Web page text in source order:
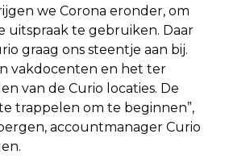
we Corona eronder, om
uitspraak te gebruiken. Daar
graag ons steentje aan bij.
vakdocenten en het ter
van de Curio locaties. De
trappelen om te beginnen”,
accountmanager Curio